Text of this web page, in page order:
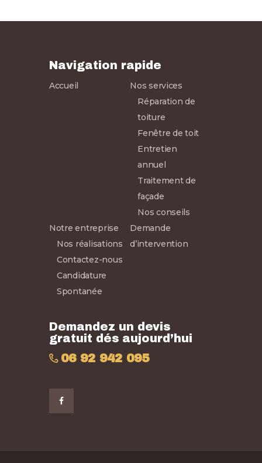
Navigation rapide
Accueil
Nos services
Réparation de
toiture
Fenêtre de toit
Entretien
annuel
Traitement de
façade
Nos conseils
Notre entreprise
Nos réalisations
Contactez-nous
Candidature
Spontanée
Demande
d’intervention
Demandez un devis
gratuit dés aujourd’hui
06 92 942 095